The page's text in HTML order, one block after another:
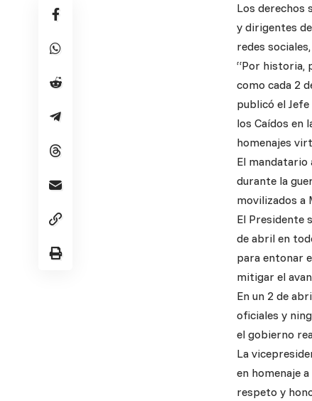
Los derechos
y dirigentes
redes
“Por historia,
como cada 2
publicó el
los Caídos en
homenajes
El mandatario
durante la
movilizados a
El Presidente
de abril en
para entonar
mitigar el
En un 2 de
oficiales y
el gobierno
La
en homenaje
respeto y